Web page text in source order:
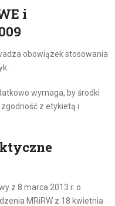
i
obowiązek stosowania
wymaga, by środki
z etykietą i
z 8 marca 2013 r. o
MRiRW z 18 kwietnia